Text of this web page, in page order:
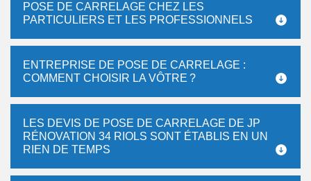
POSE DE CARRELAGE CHEZ LES
PARTICULIERS ET LES PROFESSIONNELS
ENTREPRISE DE POSE DE CARRELAGE :
COMMENT CHOISIR LA VÔTRE ?
LES DEVIS DE POSE DE CARRELAGE DE JP
RÉNOVATION 34 RIOLS SONT ÉTABLIS EN UN
RIEN DE TEMPS